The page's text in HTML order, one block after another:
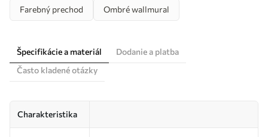
Farebný prechod Ombré wallmural
Špecifikácie a materiál
Dodanie a platba
Často kladené otázky
Charakteristika